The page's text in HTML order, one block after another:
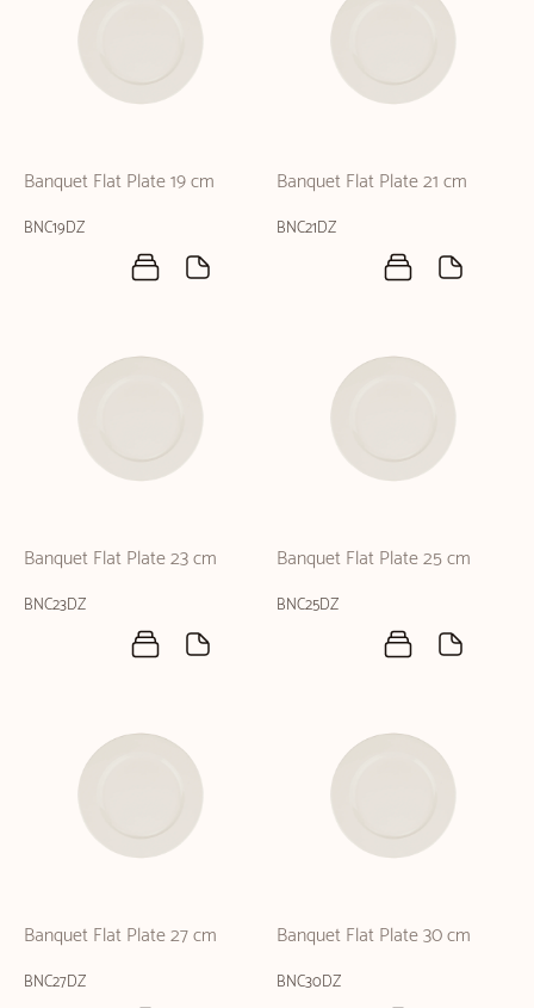
Banquet Flat Plate 19 cm
BNC19DZ
Banquet Flat Plate 21 cm
BNC21DZ
Banquet Flat Plate 23 cm
BNC23DZ
Banquet Flat Plate 25 cm
BNC25DZ
Banquet Flat Plate 27 cm
BNC27DZ
Banquet Flat Plate 30 cm
BNC30DZ